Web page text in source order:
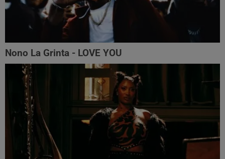
Nono La Grinta - LOVE YOU